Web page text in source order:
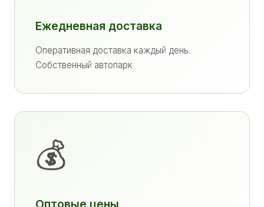
Ежедневная доставка
Оперативная доставка каждый день.
Собственный автопарк
💰
Оптовые цены